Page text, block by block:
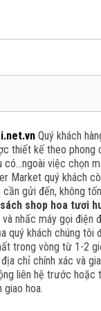
Quý khách
thiết kế theo phong
việc chọn
Market quý khách
gửi đến, không
sách shop hoa tươi
và nhấc máy gọi điện
quý khách chúng tôi
trong vòng từ 1-2
chỉ chính xác và
liên hệ trước hoặc
giao hoa.